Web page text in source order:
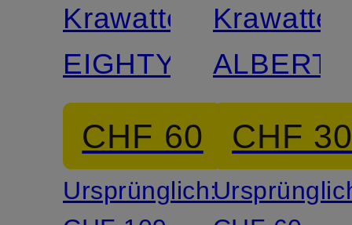
Krawatte
EIGHTY
CHF 60
Ursprünglich:
Krawatte
ALBERT
CHF